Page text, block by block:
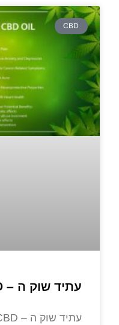
CBD
עתיד שוק ה – CBD העולמי